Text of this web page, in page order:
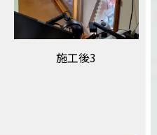
施工後3